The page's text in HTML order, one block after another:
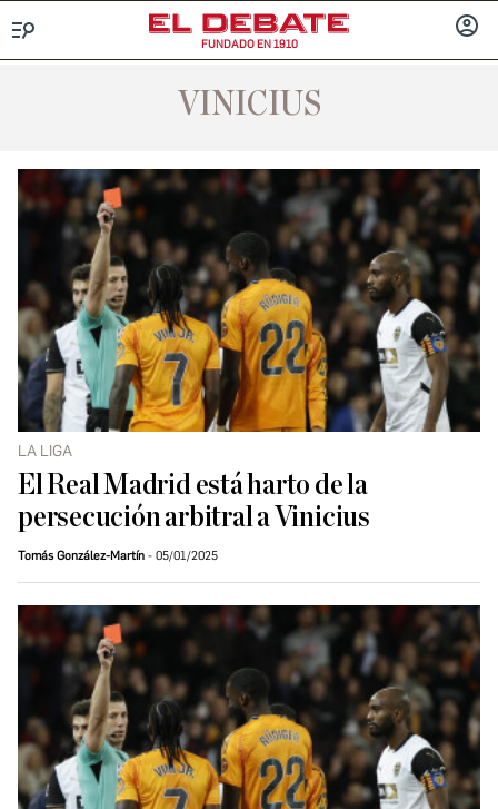
FUNDADO EN 1910
VINICIUS
LA LIGA
El Real Madrid está harto de la
persecución arbitral a Vinicius
Tomás González-Martín 05/01/2025